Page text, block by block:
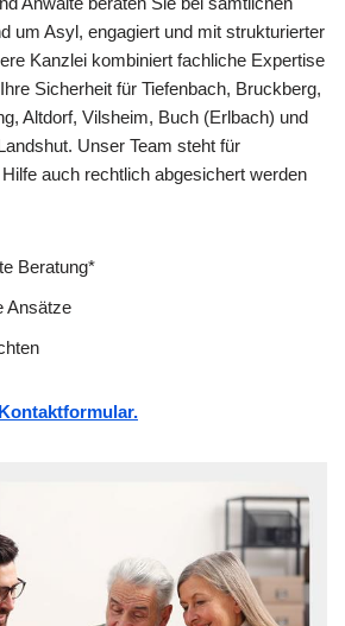
um Asyl, engagiert und mit strukturierter
Kanzlei kombiniert fachliche Expertise
Sicherheit für Tiefenbach, Bruckberg,
Altdorf, Vilsheim, Buch (Erlbach) und
Unser Team steht für
auch rechtlich abgesichert werden
Beratung*
Ansätze